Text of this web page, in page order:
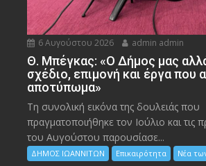
6 Αυγούστου 2026 admin admin
Θ. Μπέγκας: «Ο Δήμος μας
σχέδιο, επιμονή και έργα που
αποτύπωμα»
Τη συνολική εικόνα της δουλειάς που
πραγματοποιήθηκε τον Ιούλιο και τις
του Αυγούστου παρουσίασε...
ΔΗΜΟΣ ΙΩΑΝΝΙΤΩΝ Επικαιρότητα Νέα